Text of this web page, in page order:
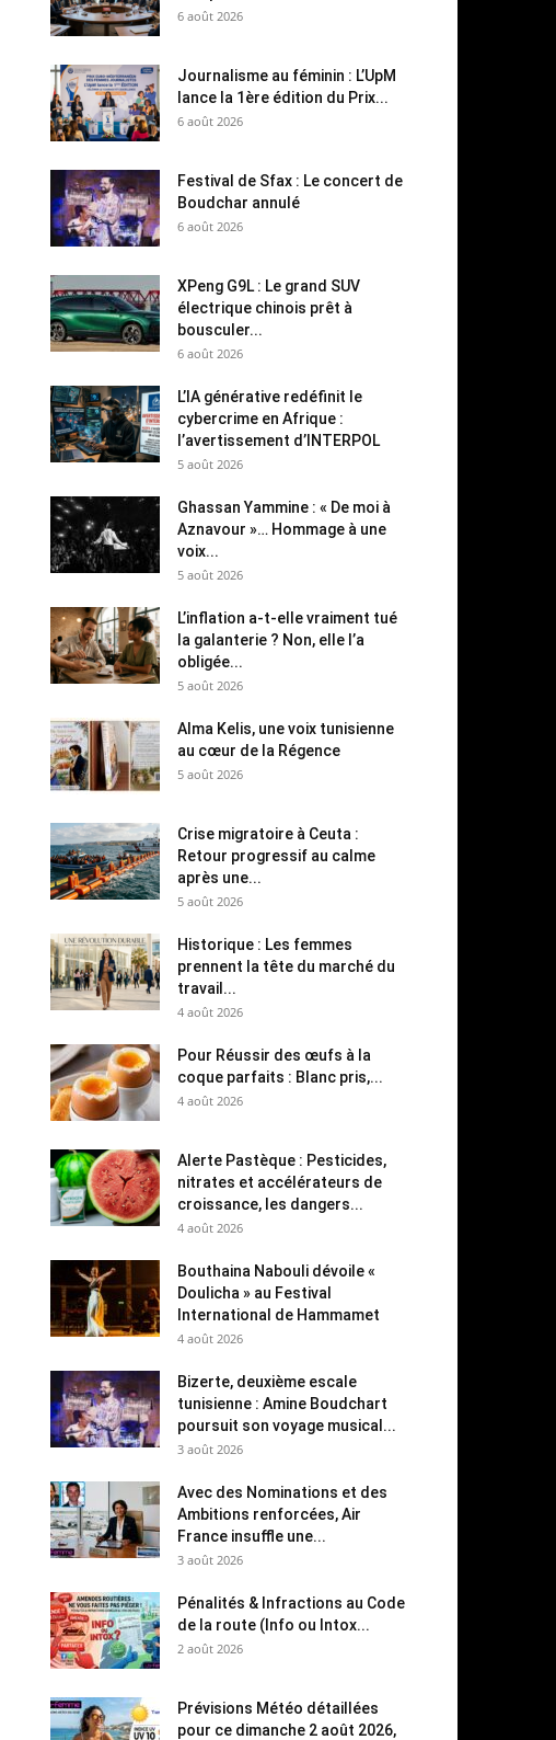
6 août 2026
Journalisme au féminin : L’UpM
lance la 1ère édition du Prix...
6 août 2026
Festival de Sfax : Le concert de
Boudchar annulé
6 août 2026
XPeng G9L : Le grand SUV
électrique chinois prêt à
bousculer...
6 août 2026
L’IA générative redéfinit le
cybercrime en Afrique :
l’avertissement d’INTERPOL
5 août 2026
Ghassan Yammine : « De moi à
Aznavour »… Hommage à une
voix...
5 août 2026
L’inflation a-t-elle vraiment tué
la galanterie ? Non, elle l’a
obligée...
5 août 2026
Alma Kelis, une voix tunisienne
au cœur de la Régence
5 août 2026
Crise migratoire à Ceuta :
Retour progressif au calme
après une...
5 août 2026
Historique : Les femmes
prennent la tête du marché du
travail...
4 août 2026
Pour Réussir des œufs à la
coque parfaits : Blanc pris,...
4 août 2026
Alerte Pastèque : Pesticides,
nitrates et accélérateurs de
croissance, les dangers...
4 août 2026
Bouthaina Nabouli dévoile «
Doulicha » au Festival
International de Hammamet
4 août 2026
Bizerte, deuxième escale
tunisienne : Amine Boudchart
poursuit son voyage musical...
3 août 2026
Avec des Nominations et des
Ambitions renforcées, Air
France insuffle une...
3 août 2026
Pénalités & Infractions au Code
de la route (Info ou Intox...
2 août 2026
Prévisions Météo détaillées
pour ce dimanche 2 août 2026,